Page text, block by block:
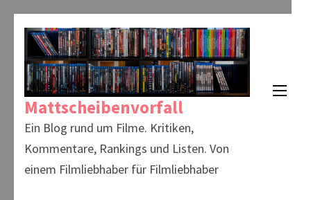
springen
(Enter
drücken)
Mattscheibenvorfall
Ein Blog rund um Filme. Kritiken,
Kommentare, Rankings und Listen. Von
einem Filmliebhaber für Filmliebhaber